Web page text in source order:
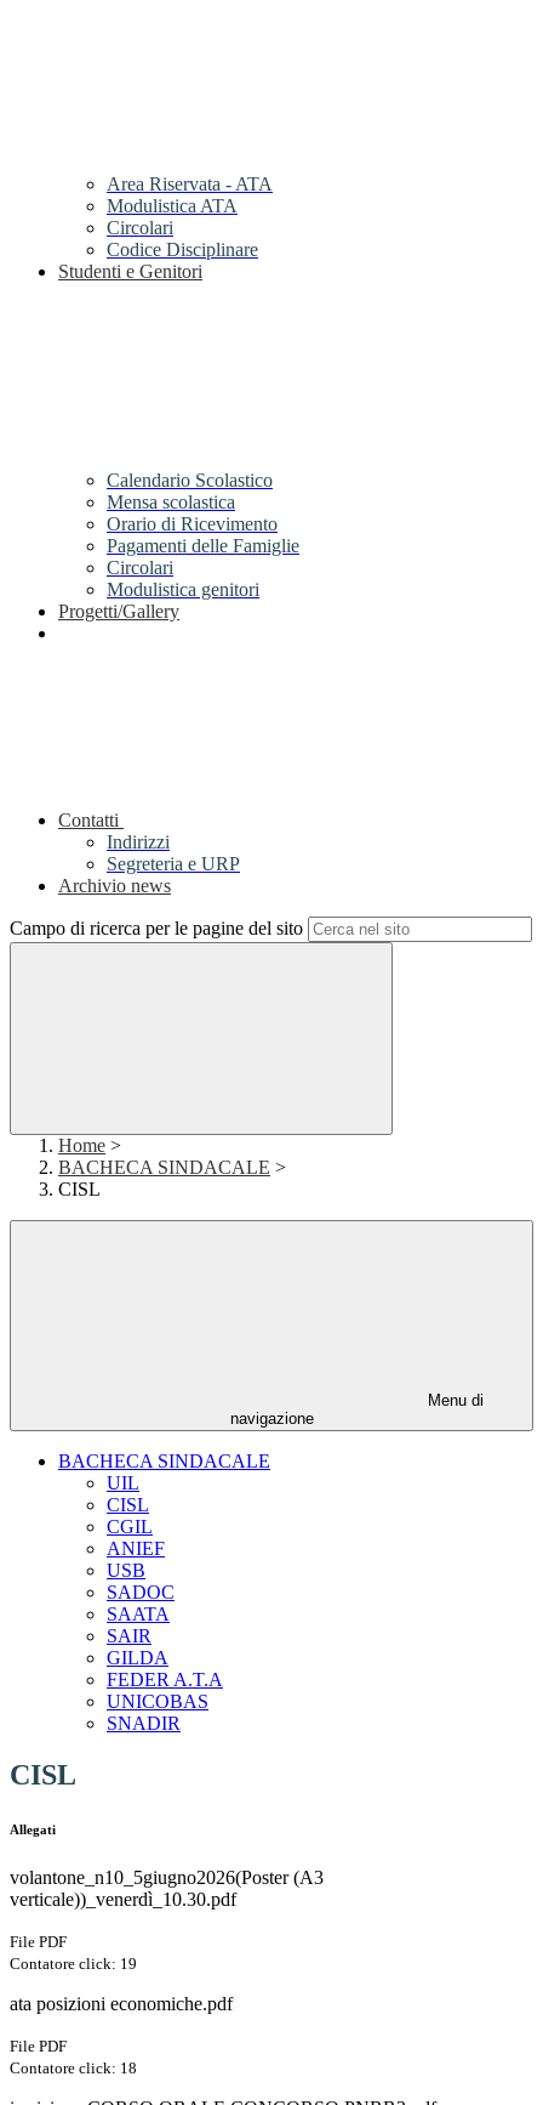
Area Riservata - ATA
Modulistica ATA
Circolari
Codice Disciplinare
Studenti e Genitori
Calendario Scolastico
Mensa scolastica
Orario di Ricevimento
Pagamenti delle Famiglie
Circolari
Modulistica genitori
Progetti/Gallery
Contatti
Indirizzi
Segreteria e URP
Archivio news
Campo di ricerca per le pagine del sito
Home >
BACHECA SINDACALE >
CISL
Menu di
navigazione
BACHECA SINDACALE
UIL
CISL
CGIL
ANIEF
USB
SADOC
SAATA
SAIR
GILDA
FEDER A.T.A
UNICOBAS
SNADIR
CISL
Allegati
volantone_n10_5giugno2026(Poster (A3
verticale))_venerdì_10.30.pdf
File PDF
Contatore click: 19
ata posizioni economiche.pdf
File PDF
Contatore click: 18